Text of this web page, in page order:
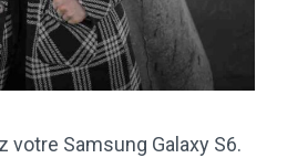
votre Samsung Galaxy S6.